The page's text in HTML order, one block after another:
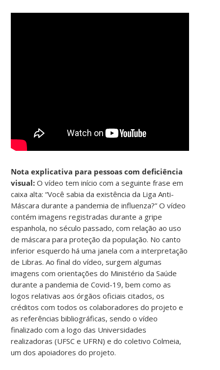
Nota explicativa para pessoas com deficiência
visual:O vídeo tem início com a seguinte frase em
caixa alta: “Você sabia da existência da Liga Anti-
Máscara durante a pandemia de influenza?” O vídeo
contém imagens registradas durante a gripe
espanhola, no século passado, com relação ao uso
de máscara para proteção da população. No canto
inferior esquerdo há uma janela com a interpretação
de Libras. Ao final do vídeo, surgem algumas
imagens com orientações do Ministério da Saúde
durante a pandemia de Covid-19, bem como as
logos relativas aos órgãos oficiais citados, os
créditos com todos os colaboradores do projeto e
as referências bibliográficas, sendo o vídeo
finalizado com a logo das Universidades
realizadoras (UFSC e UFRN) e do coletivo Colmeia,
um dos apoiadores do projeto.